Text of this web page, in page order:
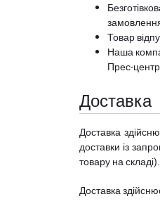
Товар
Наша
Прес-
Доставка
Доставка
доставки із
товару на складі).
Доставка